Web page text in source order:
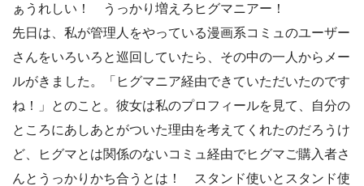
ぁうれしい！ うっかり増えろヒグマニアー！
先日は、私が管理人をやっている漫画系コミュのユーザー
さんをいろいろと巡回していたら、その中の一人からメー
ルがきました。「ヒグマニア経由できていただいたのです
ね！」とのこと。彼女は私のプロフィールを見て、自分の
ところにあしあとがついた理由を考えてくれたのだろうけ
ど、ヒグマとは関係のないコミュ経由でヒグマご購入者さ
んとうっかりかち合うとは！ スタンド使いとスタンド使